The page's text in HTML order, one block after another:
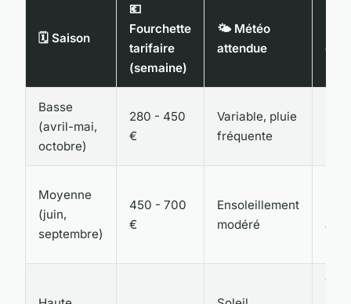
🗓️ Saison
💶
Fourchette
tarifaire
(semaine)
🌤️ Météo
attendue
Basse
(avril-mai,
octobre)
280 - 450
€
Variable, pluie
fréquente
Moyenne
(juin,
septembre)
450 - 700
€
Ensoleillement
modéré